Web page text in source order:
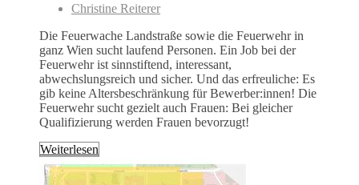
Christine Reiterer
Die Feuerwache Landstraße sowie die Feuerwehr in
ganz Wien sucht laufend Personen. Ein Job bei der
Feuerwehr ist sinnstiftend, interessant,
abwechslungsreich und sicher. Und das erfreuliche: Es
gib keine Altersbeschränkung für Bewerber:innen! Die
Feuerwehr sucht gezielt auch Frauen: Bei gleicher
Qualifizierung werden Frauen bevorzugt!
Weiterlesen